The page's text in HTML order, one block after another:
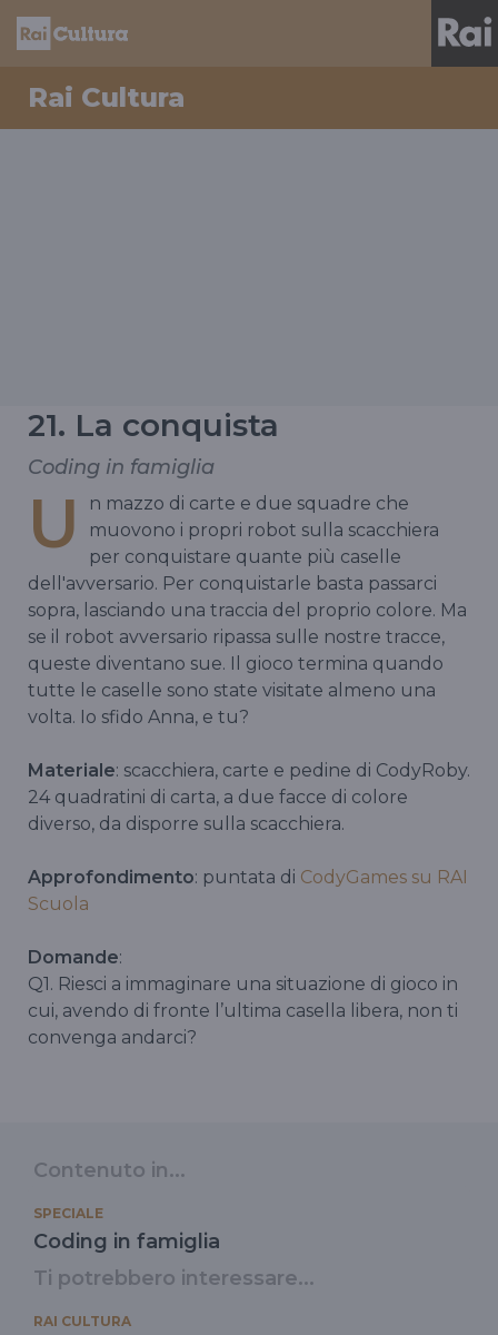
Rai Cultura
21. La conquista
Coding in famiglia
U
n mazzo di carte e due squadre che
muovono i propri robot sulla scacchiera
per conquistare quante più caselle
dell'avversario. Per conquistarle basta passarci
sopra, lasciando una traccia del proprio colore. Ma
se il robot avversario ripassa sulle nostre tracce,
queste diventano sue. Il gioco termina quando
tutte le caselle sono state visitate almeno una
volta. Io sfido Anna, e tu?
Materiale: scacchiera, carte e pedine di CodyRoby.
24 quadratini di carta, a due facce di colore
diverso, da disporre sulla scacchiera.
Approfondimento: puntata di CodyGames su RAI
Scuola
Domande:
Q1. Riesci a immaginare una situazione di gioco in
cui, avendo di fronte l’ultima casella libera, non ti
convenga andarci?
Contenuto in...
SPECIALE
Coding in famiglia
Ti potrebbero interessare...
RAI CULTURA